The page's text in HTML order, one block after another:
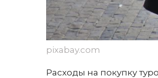
pixabay.com
Расходы на покупку